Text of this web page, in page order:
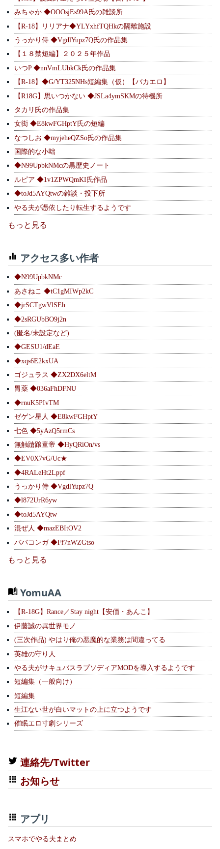
みちゃか ◆OOOsjEs99A氏の雑談所
【R-18】リリアナ◆YLYxhfTQHkの隔離施設
うっかり侍 ◆VgdlYupz7Q氏の作品集
【１８禁短編】２０２５年作品
いつP ◆nnVmLUbkCk氏の作品集
【R-18】◆G/YT325NHs短編集（仮）【バカエロ】
【R18G】思いつかない ◆JSLa4ymSKMの待機所
タカリ氏の作品集
女衒 ◆E8kwFGHptY氏の短編
なつしお ◆myjeheQZSo氏の作品集
国際的な小咄
◆N99UpbkNMcの黒歴史ノート
ルピア ◆1v1ZPWQmKI氏作品
◆toJd5AYQtwの雑談・投下所
やる夫が憑依したり転生するようです
もっと見る
アクセス多い作者
◆N99UpbkNMc
あさねこ ◆tC1gMIWp2kC
◆jrSCTgwVlSEh
◆2sRGUbBO9j2n
(匿名/未設定など)
◆GESU1/dEaE
◆xqs6E2kxUA
ゴジュラス ◆ZX2DX6eltM
胃薬 ◆036aFhDFNU
◆rnuK5PIvTM
ゼゲン星人 ◆E8kwFGHptY
七色 ◆5yAzQ5rmCs
無触蹌踉童帝 ◆HyQRiOn/vs
◆EV0X7vG/Uc★
◆4RALeHt2Lppf
うっかり侍 ◆VgdlYupz7Q
◆l872UrR6yw
◆toJd5AYQtw
混ぜ人 ◆mazEBItOV2
ババコンガ ◆Ff7nWZGtso
もっと見る
YomuAA
【R-18G】Rance／Stay night【安価・あんこ】
伊藤誠の異世界モノ
(三次作品) やはり俺の悪魔的な業務は間違ってる
英雄の守り人
やる夫がサキュバスラプソディアMODを導入するようです
短編集（一般向け）
短編集
生江ない世が白いマットの上に立つようです
催眠エロ寸劇シリーズ
連絡先/Twitter
お知らせ
アプリ
スマホでやる夫まとめ